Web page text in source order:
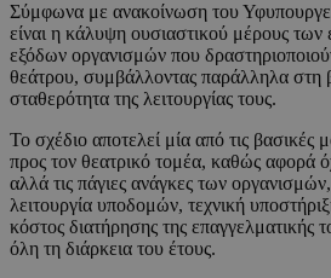
Σύμφωνα με ανακοίνωση του
είναι η κάλυψη ουσιαστικού μέρους των
εξόδων οργανισμών που
θεάτρου, συμβάλλοντας παράλληλα στη
σταθερότητα της λειτουργίας τους.
Το σχέδιο αποτελεί μία από τις βασικές
προς τον θεατρικό τομέα, καθώς αφορά
αλλά τις πάγιες ανάγκες των
λειτουργία υποδομών, τεχνική
κόστος διατήρησης της επαγγελματικής
όλη τη διάρκεια του έτους.